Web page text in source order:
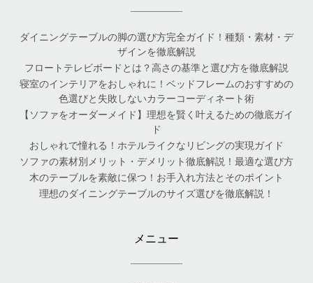
ダイニングテーブルの脚の選び方完全ガイド！種類・素材・デ
ザインを徹底解説
フロートテレビボードとは？高さの基準と選び方を徹底解説
寝室のインテリアをおしゃれに！ベッドフレームのおすすめの
色選びと失敗しないカラーコーディネート術
【ソファをオーダーメイド】理想を賢く叶えるための徹底ガイ
ド
おしゃれで憧れる！ホテルライクなリビングの実現ガイド
ソファの素材別メリット・デメリット徹底解説！最適な選び方
木のテーブルを素敵に保つ！お手入れ方法とそのポイント
理想のダイニングテーブルのサイズ選びを徹底解説！
メニュー